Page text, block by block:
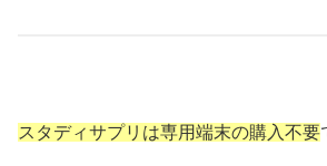
スタディサプリは専用端末の購入不要